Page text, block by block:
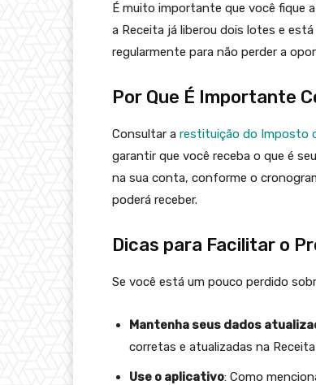
É muito importante que você fique
a Receita já liberou dois lotes e
regularmente para não perder a
Por Que É Importante
Consultar a restituição do Imposto
garantir que você receba o que é
na sua conta, conforme o
poderá receber.
Dicas para Facilitar o
Se você está um pouco perdido
Mantenha seus dados
corretas e atualizadas na Receita
Use o aplicativo: Como